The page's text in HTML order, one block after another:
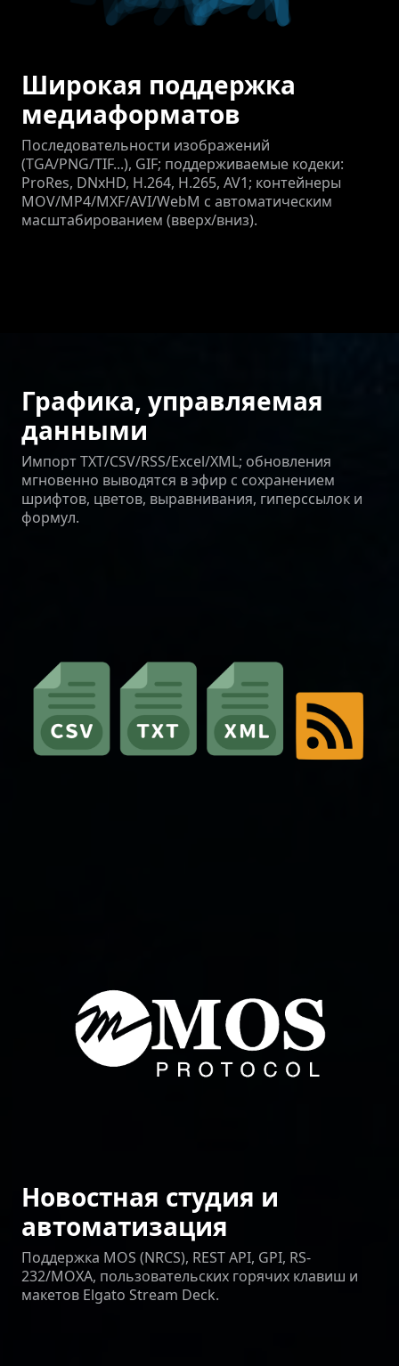
Широкая поддержка
медиаформатов
Последовательности изображений
(TGA/PNG/TIF...), GIF; поддерживаемые кодеки:
ProRes, DNxHD, H.264, H.265, AV1; контейнеры
MOV/MP4/MXF/AVI/WebM с автоматическим
масштабированием (вверх/вниз).
Графика, управляемая
данными
Импорт TXT/CSV/RSS/Excel/XML; обновления
мгновенно выводятся в эфир с сохранением
шрифтов, цветов, выравнивания, гиперссылок и
формул.
Новостная студия и
автоматизация
Поддержка MOS (NRCS), REST API, GPI, RS-
232/MOXA, пользовательских горячих клавиш и
макетов Elgato Stream Deck.